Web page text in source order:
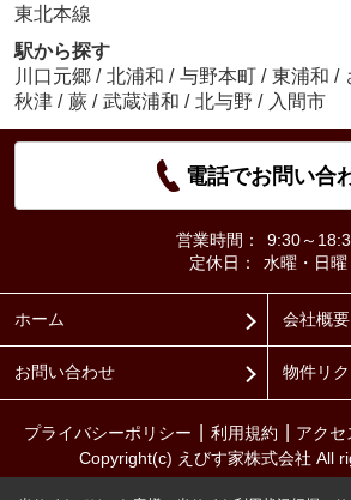
東北本線
駅から探す
川口元郷 / 北浦和 / 与野本町 / 東浦和 /
秋津 / 蕨 / 武蔵浦和 / 北与野 / 入間市
電話でお問い合
営業時間：
9:30～
定休日：
水曜・日曜
ホーム 会社概要
お問い合わせ 物件リ
プライバシーポリシー 利用規約 アク
Copyright(c) えびす家株式会社 All